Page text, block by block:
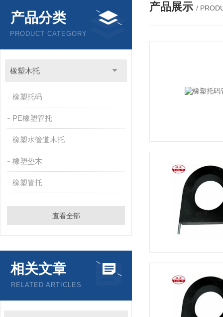
产品分类
PRODUCT CATEGORY
橡塑木托
橡塑托码
PE橡塑管托
橡塑水管道木托
橡塑垫木
橡塑管托
查看全部
相关文章
RELATED ARTICLES
产品展示 /